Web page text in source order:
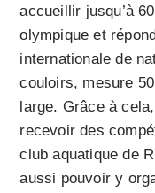
accueillir jusqu’à
olympique et
internationale de
couloirs, mesure
large. Grâce à
recevoir des
club aquatique de
aussi pouvoir y